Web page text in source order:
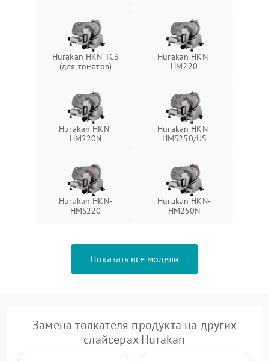
Hurakan HKN-TC3
(для томатов)
Hurakan HKN-
HM220
Hurakan HKN-
HM220N
Hurakan HKN-
HMS250/US
Hurakan HKN-
HMS220
Hurakan HKN-
HM250N
Показать все модели
Замена толкателя продукта на других
слайсерах Hurakan